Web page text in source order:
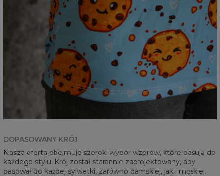
DOPASOWANY KRÓJ
Nasza oferta obejmuje szeroki wybór wzorów, które pasują do
każdego stylu. Krój został starannie zaprojektowany, aby
pasował do każdej sylwetki, zarówno damskiej, jak i męskiej.